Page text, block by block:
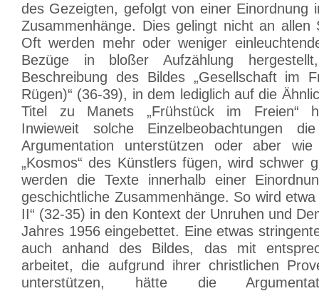
des Gezeigten, gefolgt von einer Einordnung
Zusammenhänge. Dies gelingt nicht an allen
Oft werden mehr oder weniger
Bezüge in bloßer Aufzählung
Beschreibung des Bildes „Gesellschaft im
Rügen)“ (36-39), in dem lediglich auf die
Titel zu Manets „Frühstück im Freien“
Inwieweit solche Einzelbeobachtungen
Argumentation unterstützen oder aber
„Kosmos“ des Künstlers fügen, wird schwer
werden die Texte innerhalb einer
geschichtliche Zusammenhänge. So wird etwa
II“ (32-35) in den Kontext der Unruhen und
Jahres 1956 eingebettet. Eine etwas
auch anhand des Bildes, das mit
arbeitet, die aufgrund ihrer christlichen
unterstützen, hätte die